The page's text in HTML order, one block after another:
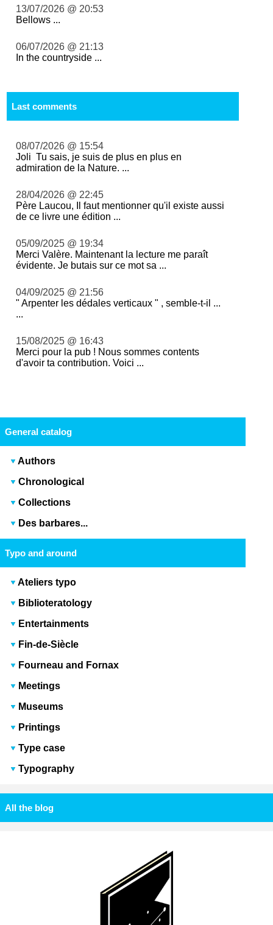
13/07/2026 @ 20:53
Bellows ...
06/07/2026 @ 21:13
In the countryside ...
Last comments
08/07/2026 @ 15:54
Joli Tu sais, je suis de plus en plus en
admiration de la Nature. ...
28/04/2026 @ 22:45
Père Laucou, Il faut mentionner qu'il existe aussi
de ce livre une édition ...
05/09/2025 @ 19:34
Merci Valère. Maintenant la lecture me paraît
évidente. Je butais sur ce mot sa ...
04/09/2025 @ 21:56
" Arpenter les dédales verticaux " , semble-t-il ...
...
15/08/2025 @ 16:43
Merci pour la pub ! Nous sommes contents
d'avoir ta contribution. Voici ...
General catalog
Authors
Chronological
Collections
Des barbares...
Typo and around
Ateliers typo
Biblioteratology
Entertainments
Fin-de-Siècle
Fourneau and Fornax
Meetings
Museums
Printings
Type case
Typography
All the blog